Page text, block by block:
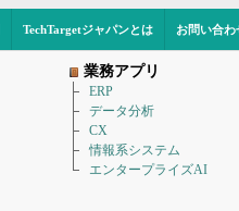
TechTargetジャパンとは お問い合わ
業務アプリ
ERP
データ分析
CX
情報系システム
エンタープライズAI